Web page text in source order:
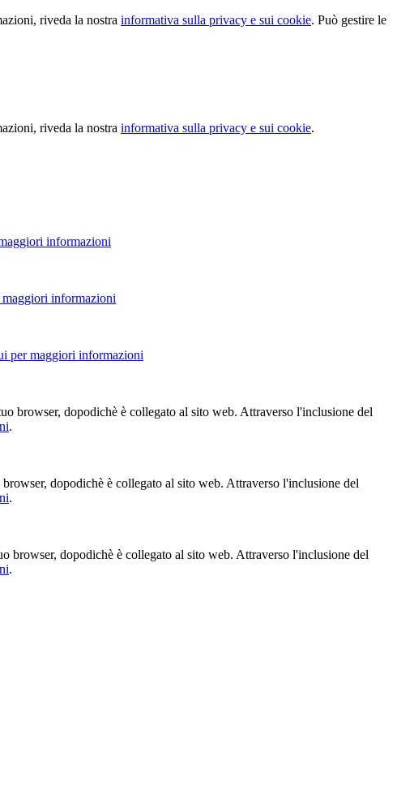
riveda la nostra informativa sulla privacy e sui cookie. Può gestire le
riveda la nostra informativa sulla privacy e sui cookie.
informazioni
informazioni
per maggiori informazioni
browser, dopodichè è collegato al sito web. Attraverso l'inclusione del
.
dopodichè è collegato al sito web. Attraverso l'inclusione del
.
dopodichè è collegato al sito web. Attraverso l'inclusione del
.